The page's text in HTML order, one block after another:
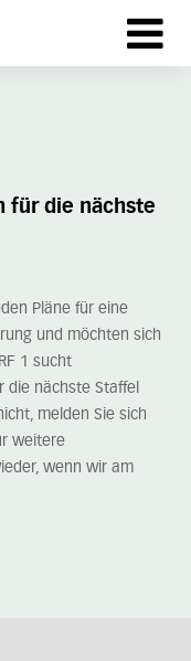
für die nächste
Pläne für eine
und möchten sich
1 sucht
die nächste Staffel
melden Sie sich
weitere
wenn wir am